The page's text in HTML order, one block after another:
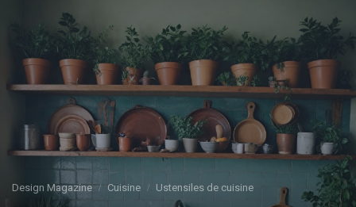
Design Magazine Cuisine Ustensiles de cuisine